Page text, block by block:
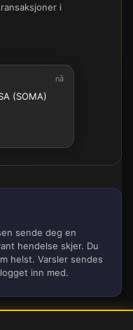
i
nå
(SOMA)
sende deg en
hendelse skjer. Du
helst. Varsler sendes
inn med.